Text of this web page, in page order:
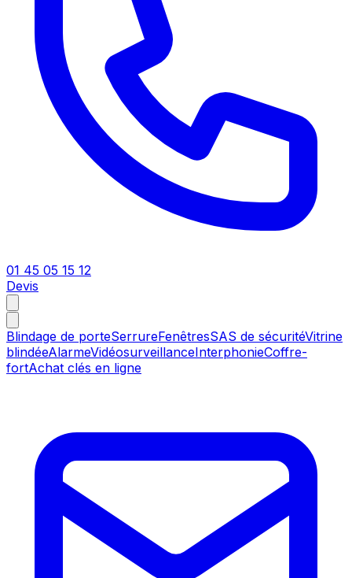
01 45 05 15 12
Devis
Blindage de porteSerrureFenêtresSAS de sécuritéVitrine
blindéeAlarmeVidéosurveillanceInterphonieCoffre-
fortAchat clés en ligne